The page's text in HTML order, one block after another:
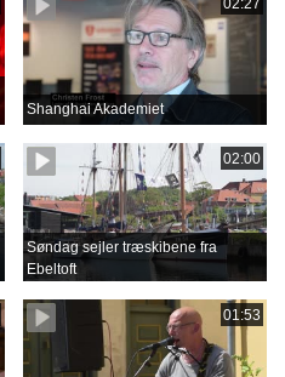
02:27
Shanghai Akademiet
02:00
Søndag sejler træskibene fra
Ebeltoft
01:53